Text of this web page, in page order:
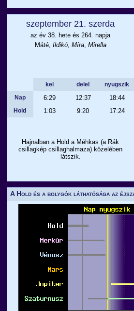
szeptember 21. szerda
az év 38. hete és 264. napja
Máté, Ildikó, Míra, Mirella
kel delel
nyugszik
Nap
6:29 12:37 18:44
Hold 1:03 9:20 17:24
Hajnalban a Hold a Méhkas (a Rák
csillagkép csillaghalmaza) közelében
látszik.
A Hold és a bolygók láthatósága az